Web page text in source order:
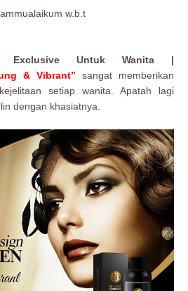
w.b.t
Untuk Wanita |
& Vibrant” sangat memberikan
setiap wanita. Apatah lagi
dengan khasiatnya.